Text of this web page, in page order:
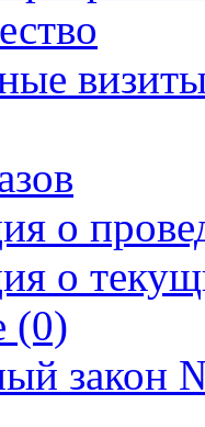
о
о
(0)
закон